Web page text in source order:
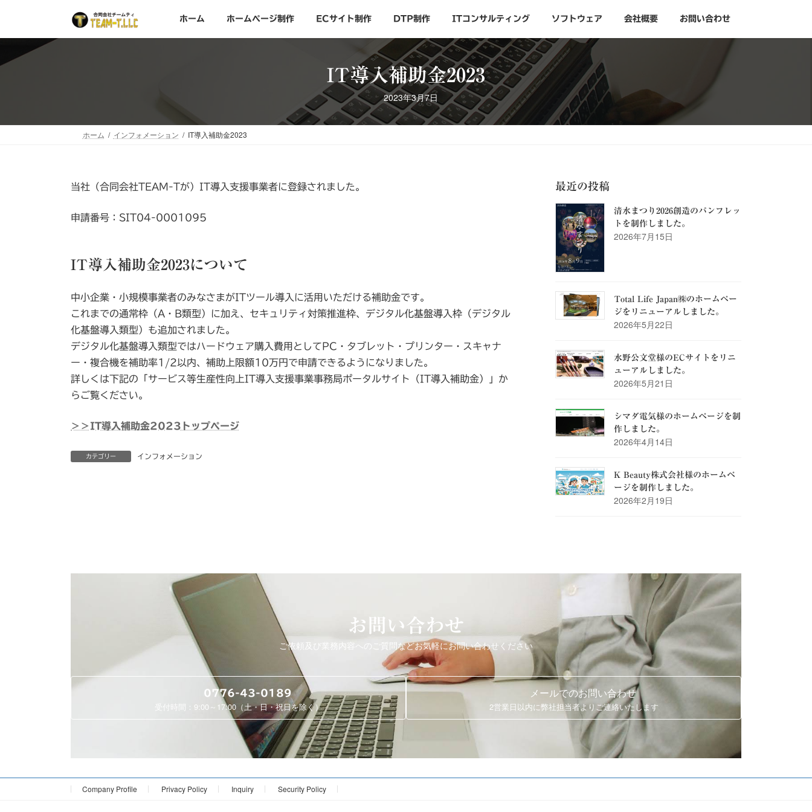
テ
ツ
ッ
ゲ
シ
移
ホーム ホームページ制作 ECサイト制作 DTP制作 ITコンサルティング ソフトウェア 会社概要 お問い合わせ
IT導入補助金2023
2023年3月7日
ホーム インフォメーション IT導入補助金2023
当社（合同会社TEAM-Tが）IT導入支援事業者に登録されました。
申請番号：SIT04-0001095
IT導入補助金2023について
中小企業・小規模事業者のみなさまがITツール導入に活用いただける補助金です。
これまでの通常枠（A・B類型）に加え、セキュリティ対策推進枠、デジタル化基盤導入枠（デジタル
化基盤導入類型）も追加されました。
デジタル化基盤導入類型ではハードウェア購入費用としてPC・タブレット・プリンター・スキャナ
ー・複合機を補助率1/2以内、補助上限額10万円で申請できるようになりました。
詳しくは下記の「サービス等生産性向上IT導入支援事業事務局ポータルサイト（IT導入補助金）」か
らご覧ください。
＞＞IT導入補助金2023トップページ
カテゴリー インフォメーション
最近の投稿
清水まつり2026創造のパンフレッ
トを制作しました。
2026年7月15日
Total Life Japan㈱のホームペー
ジをリニューアルしました。
2026年5月22日
水野公文堂様のECサイトをリニ
ューアルしました。
2026年5月21日
シマダ電気様のホームページを制
作しました。
2026年4月14日
K Beauty株式会社様のホームペ
ージを制作しました。
2026年2月19日
お問い合わせ
ご依頼及び業務内容へのご質問などお気軽にお問い合わせください
0776-43-0189
受付時間：9:00～17:00（土・日・祝日を除く）
メールでのお問い合わせ
2営業日以内に弊社担当者よりご連絡いたします
Company Profile Privacy Policy Inquiry Security Policy